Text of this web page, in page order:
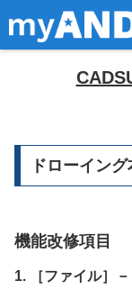
ドローイン
機能改修項目
1. ［ファイル］